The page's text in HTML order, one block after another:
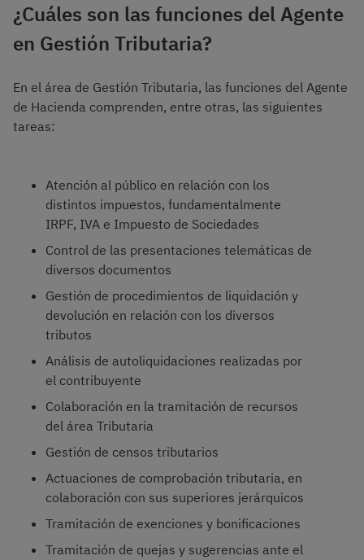
¿Cuáles son las funciones del Agente
en Gestión Tributaria?
En el área de Gestión Tributaria, las funciones del Agente
de Hacienda comprenden, entre otras, las siguientes
tareas:
Atención al público en relación con los
distintos impuestos, fundamentalmente
IRPF, IVA e Impuesto de Sociedades
Control de las presentaciones telemáticas de
diversos documentos
Gestión de procedimientos de liquidación y
devolución en relación con los diversos
tributos
Análisis de autoliquidaciones realizadas por
el contribuyente
Colaboración en la tramitación de recursos
del área Tributaria
Gestión de censos tributarios
Actuaciones de comprobación tributaria, en
colaboración con sus superiores jerárquicos
Tramitación de exenciones y bonificaciones
Tramitación de quejas y sugerencias ante el